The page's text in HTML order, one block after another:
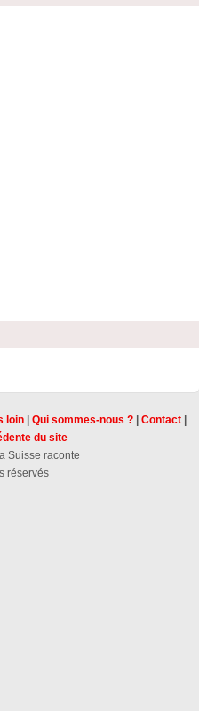
loin| Qui sommes-nous ?| Contact|
du site
Suisse raconte
réservés